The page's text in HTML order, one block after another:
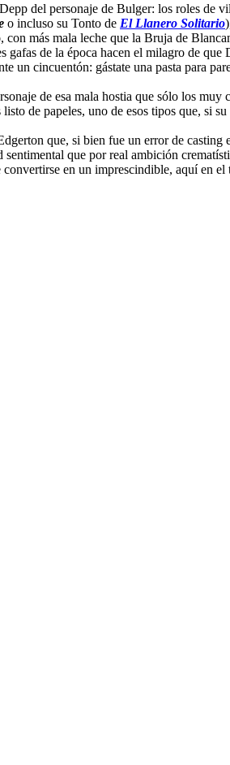
del personaje de Bulger: los roles de
o incluso su Tonto de El Llanero Solitario
con más mala leche que la Bruja de
de la época hacen el milagro de
un cincuentón: gástate una pasta para
de esa mala hostia que sólo los
de papeles, uno de esos tipos que, si
que, si bien fue un error de casting
que por real ambición
en un imprescindible, aquí en